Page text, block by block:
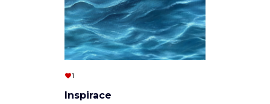
1
Inspirace